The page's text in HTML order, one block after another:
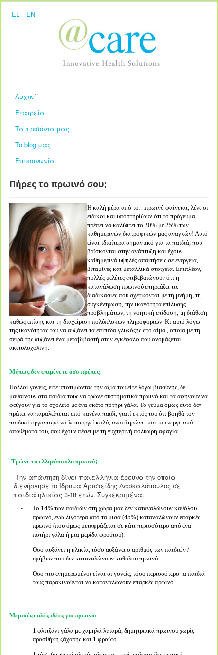
EL EN
Αρχική
Εταιρεία
Τα προϊόντα μας
Το blog μας
Επικοινωνία
Πήρες το πρωινό σου;
Η καλή μέρα από το…πρωινό φαίνεται, λένε οι
ειδικοί και υποστηρίζουν ότι το πρόγευμα
πρέπει να καλύπτει το 20% με 25% των
καθημερινών διατροφικών μας αναγκών! Αυτό
είναι ιδιαίτερα σημαντικό για τα παιδιά, που
βρίσκονται στην ανάπτυξη και έχουν
καθημερινά υψηλές απαιτήσεις σε ενέργεια,
βιταμίνες και μεταλλικά στοιχεία. Επιπλέον,
πολλές μελέτες επιβεβαιώνουν ότι η
κατανάλωση πρωινού επηρεάζει τις
διαδικασίες που σχετίζονται με τη μνήμη, τη
συγκέντρωση, την ικανότητα επίλυσης
προβλημάτων, τη νοητική επίδοση, τη διάθεση
καθώς επίσης και τη διαχείριση πολύπλοκων πληροφοριών. Κι αυτό λόγω
της ικανότητας του να αυξάνει τα επίπεδα γλυκόζης στο αίμα , οποία με τη
σειρά της αυξάνει ένα μεταβιβαστή στον εγκέφαλο που ονομάζεται
ακετυλοχολίνη.
Μήπως δεν επιμένετε όσο πρέπει;
Πολλοί γονείς, είτε υποτιμώντας την αξία του είτε λόγω βιασύνης, δε
μαθαίνουν στα παιδιά τους να τρώνε συστηματικά πρωινό και τα αφήνουν να
φεύγουν για το σχολείο με ένα σκέτο ποτήρι γάλα. Το γεύμα όμως αυτό δεν
πρέπει να παραλείπεται από κανένα παιδί, γιατί εκτός του ότι βοηθά τον
παιδικό οργανισμό να λειτουργεί καλά, αναπληρώνει και τα ενεργειακά
αποθέματά του, που έχουν πέσει με τη νυχτερινή πολύωρη αφαγία.
Τρώνε τα ελληνόπουλα πρωινό;
Την απάντηση δίνει πανελλήνια έρευνα την οποία
διενήργησε το Ίδρυμα Αριστείδης Δασκαλόπουλος σε
παιδιά ηλικίας 3-18 ετών. Συγκεκριμένα:
-
Το 14% των παιδιών στη χώρα μας δεν καταναλώνουν καθόλου
πρωινό, ενώ λιγότερα από τα μισά (45%) καταναλώνουν επαρκές
πρωινό (που όμως μεταφράζεται σε κάτι περισσότερο από ένα
ποτήρι γάλα ή μια μερίδα φρούτου).
-
Όσο αυξάνει η ηλικία, τόσο αυξάνει ο αριθμός των παιδιών /
εφήβων που δεν καταναλώνουν καθόλου πρωινό.
-
Όσο πιο ενημερωμένοι είναι οι γονείς, τόσο περισσότερο τα παιδιά
τους παρακινούνται να καταναλώνουν επαρκές πρωινό
Μερικές καλές ιδέες για πρωινό:
-
1 φλιτζάνι γάλα με χαμηλά λιπαρά, δημητριακά πρωινού χωρίς
προσθήκη ζάχαρης και 1 φρούτο